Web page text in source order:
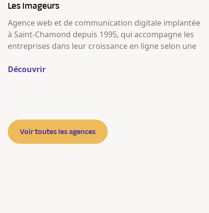
Les Imageurs
Agence web et de communication digitale implantée
à Saint-Chamond depuis 1995, qui accompagne les
entreprises dans leur croissance en ligne selon une
Découvrir
Voir toutes les agences